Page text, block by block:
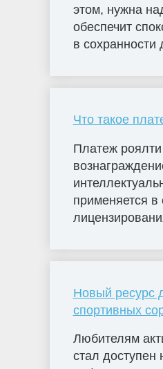
этом, нужна
обеспечит
в сохранности
Что такое
Платеж роялти
применяется
Новый ресурс
спортивных
Любителям
стал доступен